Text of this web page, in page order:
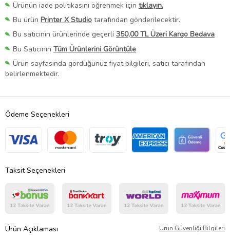
Ürünün iade politikasını öğrenmek için tıklayın.
Bu ürün Printer X Studio tarafından gönderilecektir.
Bu satıcının ürünlerinde geçerli 350,00 TL Üzeri Kargo Bedava
Bu Satıcının Tüm Ürünlerini Görüntüle
Ürün sayfasında gördüğünüz fiyat bilgileri, satıcı tarafından
belirlenmektedir.
Ödeme Seçenekleri
Taksit Seçenekleri
Ürün Açıklaması Ürün Güvenliği Bilgileri